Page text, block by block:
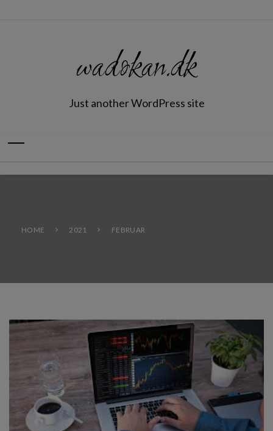
wadokan.dk
Just another WordPress site
HOME 2021 FEBRUAR